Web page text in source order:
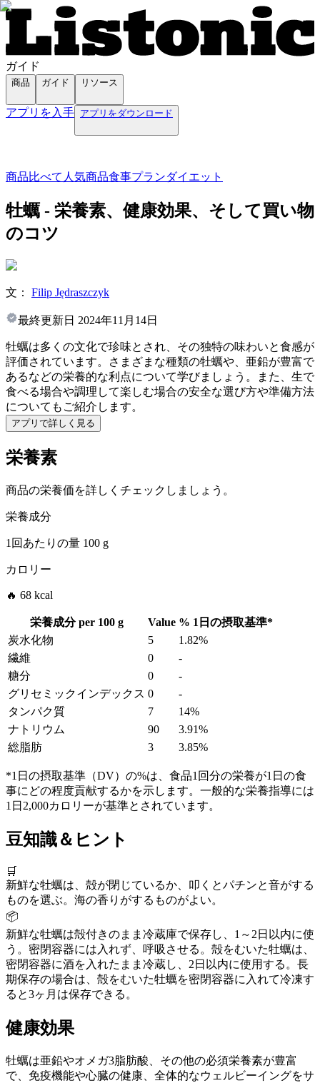
ガイド
商品 ガイド リソース
アプリを入手 アプリをダウンロード
商品比べて 人気商品食事プランダイエット
牡蠣 - 栄養素、健康効果、そして買い物
のコツ
文： Filip Jędraszczyk
最終更新日 2024年11月14日
牡蠣は多くの文化で珍味とされ、その独特の味わいと食感が
評価されています。さまざまな種類の牡蠣や、亜鉛が豊富で
あるなどの栄養的な利点について学びましょう。また、生で
食べる場合や調理して楽しむ場合の安全な選び方や準備方法
についてもご紹介します。
アプリで詳しく見る
栄養素
商品の栄養価を詳しくチェックしましょう。
栄養成分
1回あたりの量 100 g
カロリー
🔥 68 kcal
栄養成分 per 100 g Value % 1日の摂取基準*
炭水化物
5
1.82%
繊維
0
-
糖分
0
-
グリセミックインデックス 0
-
タンパク質
7
14%
ナトリウム
90
3.91%
総脂肪
3 3.85%
*1日の摂取基準（DV）の%は、食品1回分の栄養が1日の食
事にどの程度貢献するかを示します。一般的な栄養指導には
1日2,000カロリーが基準とされています。
豆知識＆ヒント
🛒
新鮮な牡蠣は、殻が閉じているか、叩くとパチンと音がする
ものを選ぶ。海の香りがするものがよい。
📦
新鮮な牡蠣は殻付きのまま冷蔵庫で保存し、1～2日以内に使
う。密閉容器には入れず、呼吸させる。殻をむいた牡蠣は、
密閉容器に酒を入れたまま冷蔵し、2日以内に使用する。長
期保存の場合は、殻をむいた牡蠣を密閉容器に入れて冷凍す
ると3ヶ月は保存できる。
健康効果
牡蠣は亜鉛やオメガ3脂肪酸、その他の必須栄養素が豊富
で、免疫機能や心臓の健康、全体的なウェルビーイングをサ